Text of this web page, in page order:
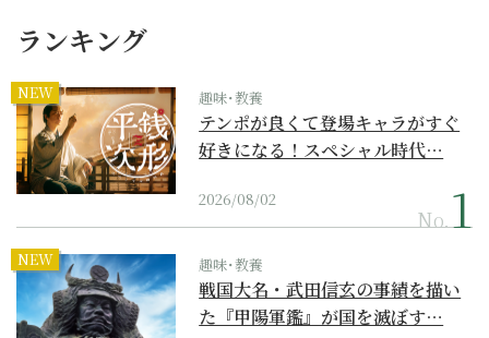
ランキング
NEW 趣味･教養
テンポが良くて登場キャラがすぐ
好きになる！スペシャル時代…
2026/08/02
No.
NEW 趣味･教養
戦国大名・武田信玄の事績を描い
た『甲陽軍鑑』が国を滅ぼす…